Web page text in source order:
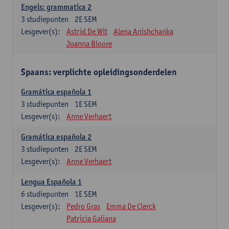
Engels: grammatica 2
2E SEM
3 studiepunten
Lesgever(s):
Astrid De Wit
Alena Anishchanka
Joanna Bloore
Spaans: verplichte opleidingsonderdelen
Gramática española 1
1E SEM
3 studiepunten
Lesgever(s):
Anne Verhaert
Gramática española 2
2E SEM
3 studiepunten
Lesgever(s):
Anne Verhaert
Lengua Española 1
1E SEM
6 studiepunten
Lesgever(s):
Pedro Gras
Emma De Clerck
Patricia Galiana